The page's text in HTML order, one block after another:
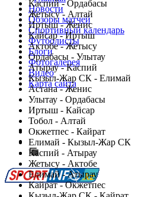
Каспий - Ордабасы
Жетысу - Алтай
Иртыш - Женис
Кайсар - Иртыш
Актобе - Жетысу
Ордабасы - Улытау
Атырау - Каспий
Кызыл-Жар СК - Елимай
Астана - Женис
Улытау - Ордабасы
Иртыш - Кайсар
Тобол - Алтай
Окжетпес - Кайрат
Елимай - Кызыл-Жар СК
Каспий - Атырау
Жетысу - Актобе
Елимай - Атырау
Кайрат - Окжетпес
Новости
Обзоры матчей
Спортивный календарь
Футболисты
Блоги
Фотогалерея
Видео
Карта сайта
Есть идея?
Сообщить о мероприятии
Перейти на старый сайт